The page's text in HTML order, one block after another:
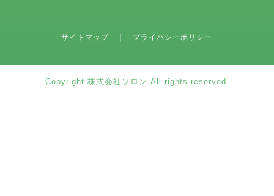
サイトマップ ｜ プライバシーポリシー
Copyright 株式会社ソロン All rights reserved.